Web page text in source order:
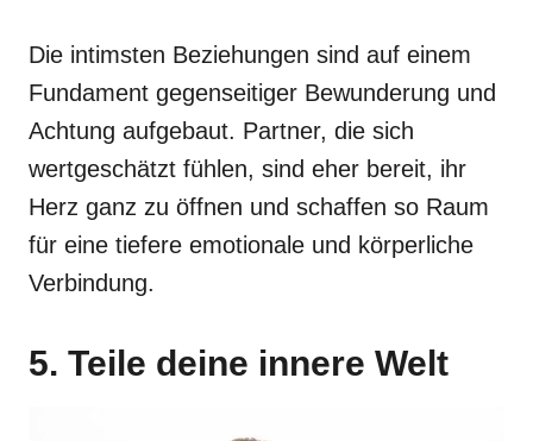
Die intimsten Beziehungen sind auf einem
Fundament gegenseitiger Bewunderung und
Achtung aufgebaut. Partner, die sich
wertgeschätzt fühlen, sind eher bereit, ihr
Herz ganz zu öffnen und schaffen so Raum
für eine tiefere emotionale und körperliche
Verbindung.
5. Teile deine innere Welt